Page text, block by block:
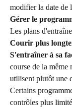
modifier la date de
Gérer le
Les plans
Courir plus
S'entraîner à sa
course de la même
utilisent plutôt une
Certains
contrôles plus